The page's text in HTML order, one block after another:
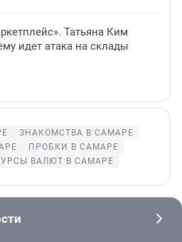
Татьяна Ким
идет атака на склады
ЗНАКОМСТВА В САМАРЕ
ПРОБКИ В САМАРЕ
ВАЛЮТ В САМАРЕ